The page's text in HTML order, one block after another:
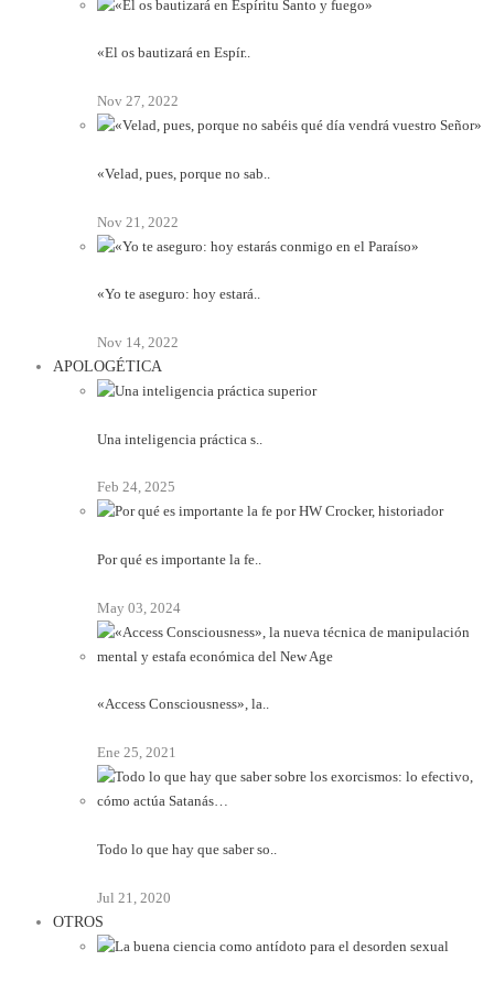
«El os bautizará en Espír..
Nov 27, 2022
«Velad, pues, porque no sab..
Nov 21, 2022
«Yo te aseguro: hoy estará..
Nov 14, 2022
APOLOGÉTICA
Una inteligencia práctica s..
Feb 24, 2025
Por qué es importante la fe..
May 03, 2024
«Access Consciousness», la..
Ene 25, 2021
Todo lo que hay que saber so..
Jul 21, 2020
OTROS